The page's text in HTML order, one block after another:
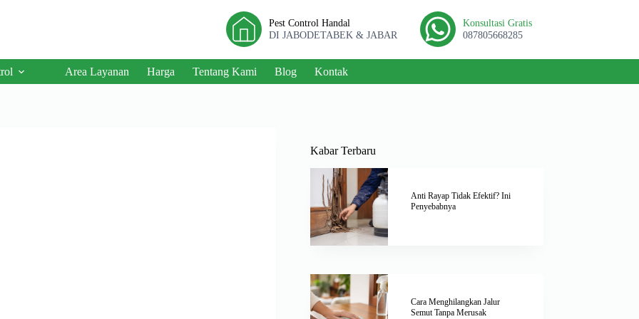
Pest Control Handal
DI JABODETABEK & JABAR
Konsultasi Gratis
087805668285
Area Layanan Harga Tentang Kami Blog Kontak
Kabar Terbaru
Anti Rayap Tidak Efektif? Ini
Penyebabnya
Cara Menghilangkan Jalur
Semut Tanpa Merusak